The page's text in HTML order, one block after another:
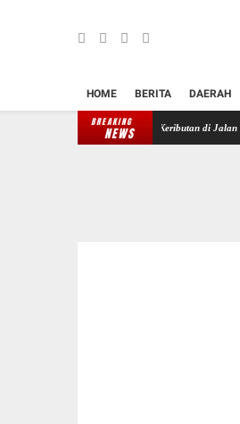
HOME BERITA DAERAH
BREAKING
NEWS
Klungkung Redam Keributan di Jalan Ratna III